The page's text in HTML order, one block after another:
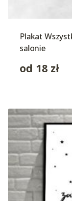
Plakat
salonie
od 18 zł